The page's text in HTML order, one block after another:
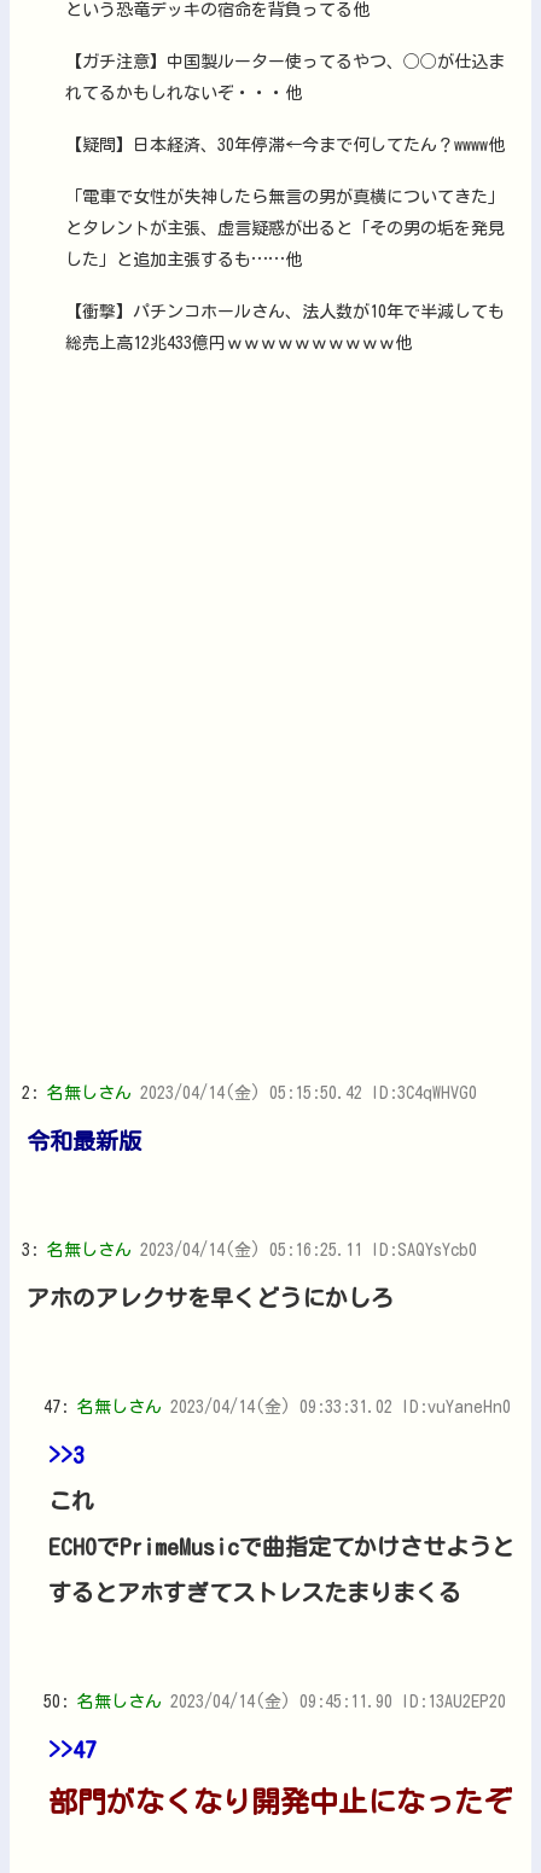
という恐竜デッキの宿命を背負ってる他
【ガチ注意】中国製ルーター使ってるやつ、◯◯が仕込ま
れてるかもしれないぞ・・・他
【疑問】日本経済、30年停滞←今まで何してたん？wwww他
「電車で女性が失神したら無言の男が真横についてきた」
とタレントが主張、虚言疑惑が出ると「その男の垢を発見
した」と追加主張するも……他
【衝撃】パチンコホールさん、法人数が10年で半減しても
総売上高12兆433億円ｗｗｗｗｗｗｗｗｗｗ他
2: 名無しさん 2023/04/14(金) 05:15:50.42 ID:3C4qWHVG0
令和最新版
3: 名無しさん 2023/04/14(金) 05:16:25.11 ID:SAQYsYcb0
アホのアレクサを早くどうにかしろ
47: 名無しさん 2023/04/14(金) 09:33:31.02 ID:vuYaneHn0
>>3
これ
ECHOでPrimeMusicで曲指定てかけさせようと
するとアホすぎてストレスたまりまくる
50: 名無しさん 2023/04/14(金) 09:45:11.90 ID:13AU2EP20
>>47
部門がなくなり開発中止になったぞ